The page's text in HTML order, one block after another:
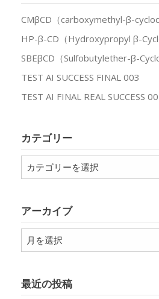
CMβCD（carboxymethyl-β-
HP-β-CD（Hydroxypropyl β-
SBEβCD（Sulfobutylether-β-
TEST AI SUCCESS FINAL 003
TEST AI FINAL REAL SUCCESS
カテゴリー
テ
ー
アーカイブ
ア
ー
ブ
最近の投稿